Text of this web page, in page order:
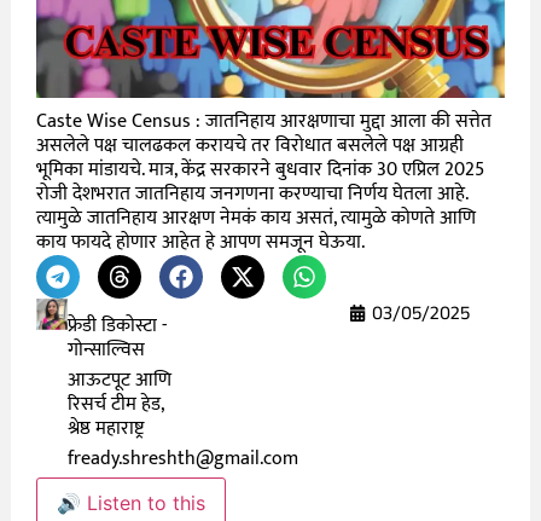
Caste Wise Census : जातनिहाय आरक्षणाचा मुद्दा आला की सत्तेत
असलेले पक्ष चालढकल करायचे तर विरोधात बसलेले पक्ष आग्रही
भूमिका मांडायचे. मात्र, केंद्र सरकारने बुधवार दिनांक 30 एप्रिल 2025
रोजी देशभरात जातनिहाय जनगणना करण्याचा निर्णय घेतला आहे.
त्यामुळे जातनिहाय आरक्षण नेमकं काय असतं, त्यामुळे कोणते आणि
काय फायदे होणार आहेत हे आपण समजून घेऊया.
फ्रेडी डिकोस्टा -
गोन्साल्विस
आऊटपूट आणि
रिसर्च टीम हेड,
श्रेष्ठ महाराष्ट्र
fready.shreshth@gmail.com
03/05/2025
🔊 Listen to this